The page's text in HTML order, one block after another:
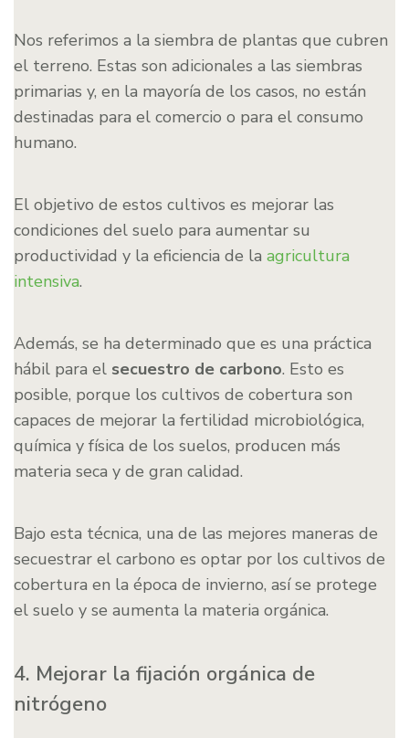
Nos referimos a la siembra de plantas que cubren
el terreno. Estas son adicionales a las siembras
primarias y, en la mayoría de los casos, no están
destinadas para el comercio o para el consumo
humano.
El objetivo de estos cultivos es mejorar las
condiciones del suelo para aumentar su
productividad y la eficiencia de la agricultura
intensiva.
Además, se ha determinado que es una práctica
hábil para el secuestro de carbono. Esto es
posible, porque los cultivos de cobertura son
capaces de mejorar la fertilidad microbiológica,
química y física de los suelos, producen más
materia seca y de gran calidad.
Bajo esta técnica, una de las mejores maneras de
secuestrar el carbono es optar por los cultivos de
cobertura en la época de invierno, así se protege
el suelo y se aumenta la materia orgánica.
4. Mejorar la fijación orgánica de
nitrógeno